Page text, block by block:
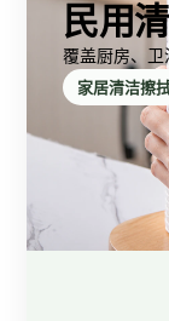
民用
覆盖厨房、卫
家居清洁擦